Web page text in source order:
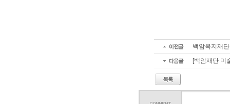
백암복지재
[백암재단 미